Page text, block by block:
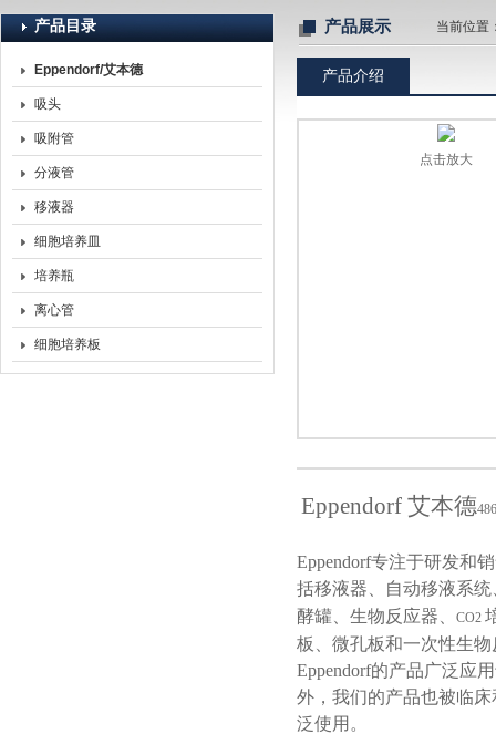
北京诺博莱德科技有限公司
产品目录
Eppendorf/艾本德
吸头
吸附管
分液管
移液器
细胞培养皿
培养瓶
离心管
细胞培养板
产品展示 当前位置
产品介绍
点击放大
Eppendorf 艾本德
Eppendorf专注于研发和
括移液器、自动移液系
酵罐、生物反应器、
CO2
板、微孔板和一次性生
Eppendorf的产品广泛应
外，我们的产品也被临
泛使用。